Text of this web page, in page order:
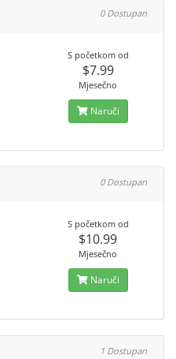
0 Dostupan
S početkom od
$7.99
Mjesečno
Naruči
0 Dostupan
S početkom od
$10.99
Mjesečno
Naruči
1 Dostupan